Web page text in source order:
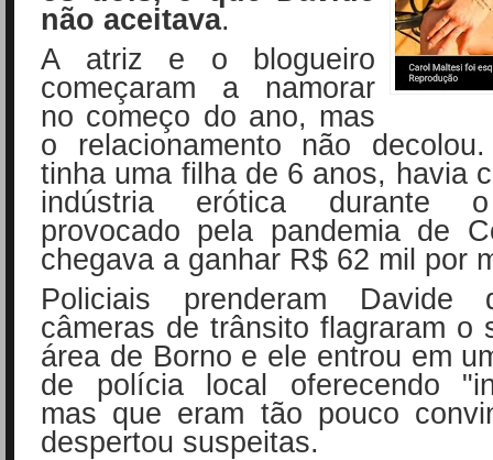
não aceitava.
A atriz e o blogueiro
começaram a namorar
no começo do ano, mas
o relacionamento não
tinha uma filha de 6 anos, havia
indústria erótica durante
provocado pela pandemia de
chegava a ganhar R$ 62 mil por
Policiais prenderam Davide
câmeras de trânsito flagraram o
área de Borno e ele entrou em
de polícia local oferecendo
mas que eram tão pouco
despertou suspeitas.